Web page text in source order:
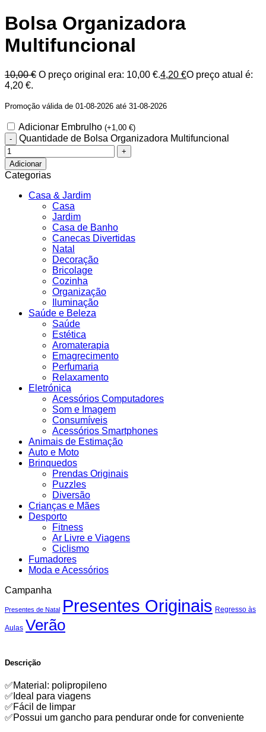
Bolsa Organizadora
Multifuncional
10,00€ O preço original era: 10,00 €.4,20 €O preço atual é:
4,20 €.
Promoção válida de 01-08-2026 até 31-08-2026
Adicionar Embrulho (+1,00 €)
Quantidade de Bolsa Organizadora Multifuncional
Adicionar
Categorias
Casa & Jardim
Casa
Jardim
Casa de Banho
Canecas Divertidas
Natal
Decoração
Bricolage
Cozinha
Organização
Iluminação
Saúde e Beleza
Saúde
Estética
Aromaterapia
Emagrecimento
Perfumaria
Relaxamento
Eletrónica
Acessórios Computadores
Som e Imagem
Consumíveis
Acessórios Smartphones
Animais de Estimação
Auto e Moto
Brinquedos
Prendas Originais
Puzzles
Diversão
Crianças e Mães
Desporto
Fitness
Ar Livre e Viagens
Ciclismo
Fumadores
Moda e Acessórios
Campanha
Presentes de Natal Presentes Originais Regresso às
Aulas Verão
Descrição
✅Material: polipropileno
✅Ideal para viagens
✅Fácil de limpar
✅Possui um gancho para pendurar onde for conveniente